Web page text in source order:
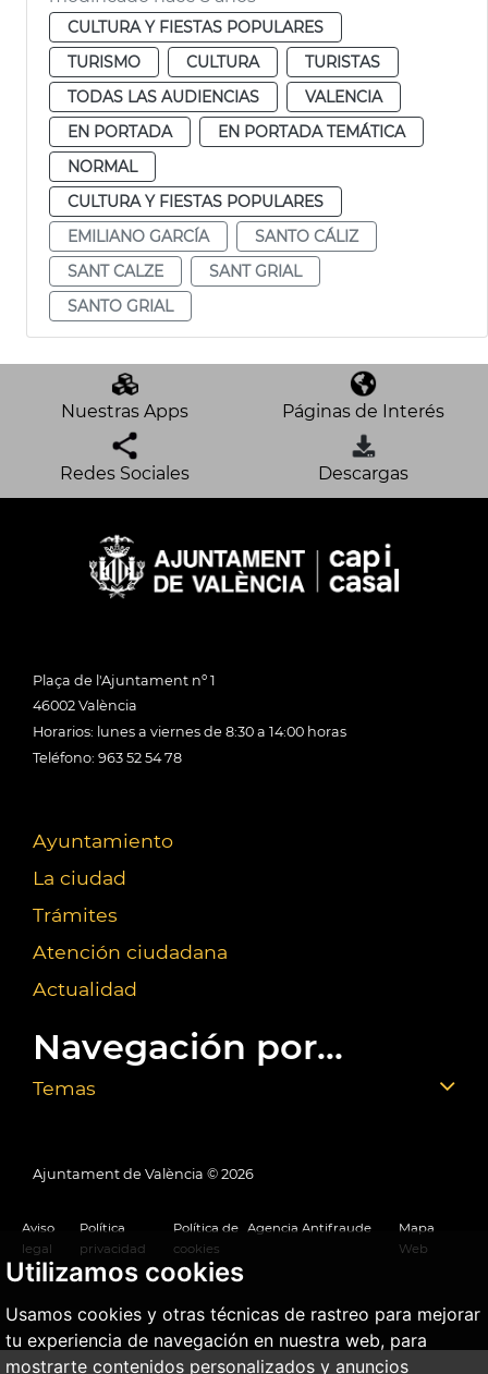
Utilizamos cookies
Usamos cookies y otras técnicas de rastreo para mejorar
tu experiencia de navegación en nuestra web, para
mostrarte contenidos personalizados y anuncios
CULTURA Y FIESTAS POPULARES
TURISMO
CULTURA
TURISTAS
TODAS LAS AUDIENCIAS
VALENCIA
EN PORTADA
EN PORTADA TEMÁTICA
NORMAL
CULTURA Y FIESTAS POPULARES
EMILIANO GARCÍA
SANTO CÁLIZ
SANT CALZE
SANT GRIAL
SANTO GRIAL
Nuestras Apps Páginas de Interés
Redes Sociales Descargas
Plaça de l'Ajuntament nº 1
46002 València
Horarios: lunes a viernes de 8:30 a 14:00 horas
Teléfono: 963 52 54 78
Ayuntamiento
La ciudad
Trámites
Atención ciudadana
Actualidad
Navegación por...
Temas
Ajuntament de València © 2026
Aviso
legal
Política
privacidad
Política de
cookies
Agencia Antifraude
Mapa
Web